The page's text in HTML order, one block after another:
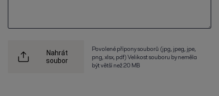
Nahrát
soubor
Povolené přípony souborů (jpg, jpeg, jpe,
png, xlsx, pdf) Velikost souboru by neměla
být větší než 20 MB